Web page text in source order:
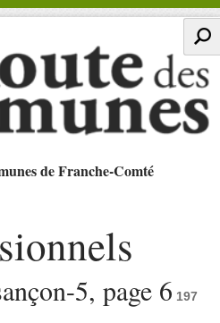
de Franche-Comté
5, page 6 197